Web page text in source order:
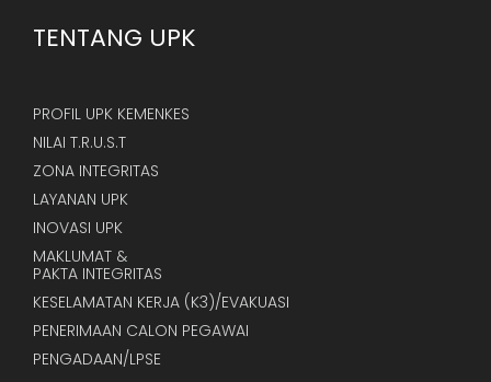
TENTANG UPK
PROFIL UPK KEMENKES
NILAI T.R.U.S.T
ZONA INTEGRITAS
LAYANAN UPK
INOVASI UPK
MAKLUMAT &
PAKTA INTEGRITAS
KESELAMATAN KERJA (K3)/EVAKUASI
PENERIMAAN CALON PEGAWAI
PENGADAAN/LPSE